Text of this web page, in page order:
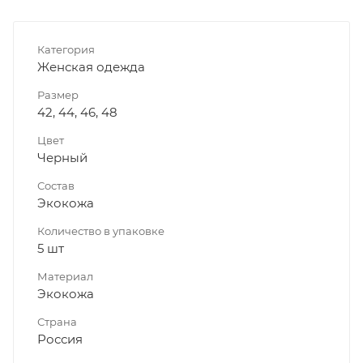
Категория
Женская одежда
Размер
42, 44, 46, 48
Цвет
Черный
Состав
Экокожа
Количество в упаковке
5 шт
Материал
Экокожа
Страна
Россия